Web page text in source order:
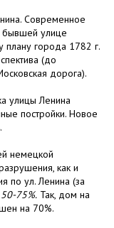
Современное
бывшей улице
плану города 1782 г.
(до
дорога).
улицы Ленина
постройки. Новое
немецкой
как и
по ул. Ленина (за
50-75%. Так, дом на
на 70%.